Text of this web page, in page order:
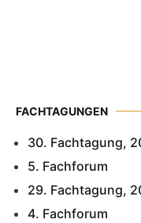
FACHTAGUNGEN
30. Fachtagung,
5. Fachforum
29. Fachtagung,
4. Fachforum